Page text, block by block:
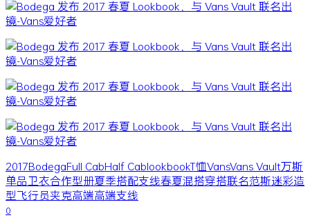
2017BodegaFull CabHalf CablookbookT恤VansVans Vault万斯
单品卫衣合作型册夏季搭配支线春夏混搭穿搭联名范斯迷彩造
型飞行员夹克高端高端支线
0